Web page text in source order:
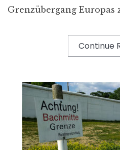
Grenzübergang Europas
Continue